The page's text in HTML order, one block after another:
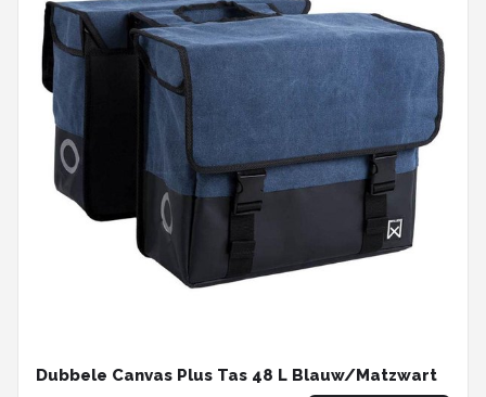
Dubbele Canvas Plus Tas 48 L Blauw/Matzwart